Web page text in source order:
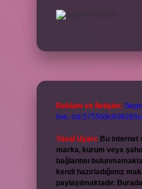
Reklam ve İletişim:
Yasal Uyarı: Bu internet
marka, kurum veya
bağlantısı
kendi hazırladığımız
paylaşılmaktadır.